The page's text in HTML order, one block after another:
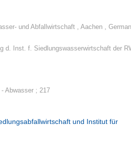
und Abfallwirtschaft , Aachen ,
d. Inst. f. Siedlungswasserwirtschaft der
Abwasser ; 217
und Institut für